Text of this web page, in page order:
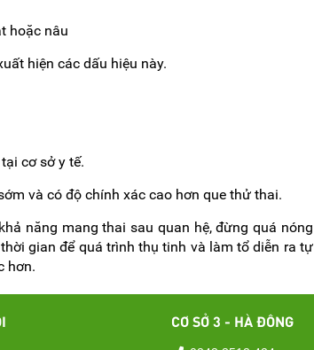
hoặc nâu
hiện các dấu hiệu này.
cơ sở y tế.
và có độ chính xác cao hơn que thử thai.
năng mang thai sau quan hệ, đừng quá nóng
gian để quá trình thụ tinh và làm tổ diễn ra tự
hơn.
CƠ SỞ 3 - HÀ ĐÔNG